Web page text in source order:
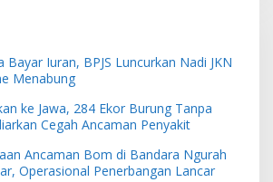
Bayar Iuran, BPJS Luncurkan Nadi JKN
Menabung
ke Jawa, 284 Ekor Burung Tanpa
Cegah Ancaman Penyakit
Ancaman Bom di Bandara Ngurah
Operasional Penerbangan Lancar